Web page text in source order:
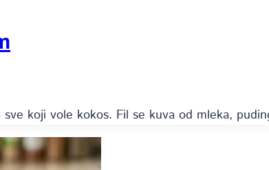
koji vole kokos. Fil se kuva od mleka,